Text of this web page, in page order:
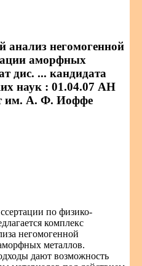
анализ негомогенной
аморфных
дис. ... кандидата
наук : 01.04.07 АН
им. А. Ф. Иоффе
по физико-
комплекс
негомогенной
металлов.
дают возможность